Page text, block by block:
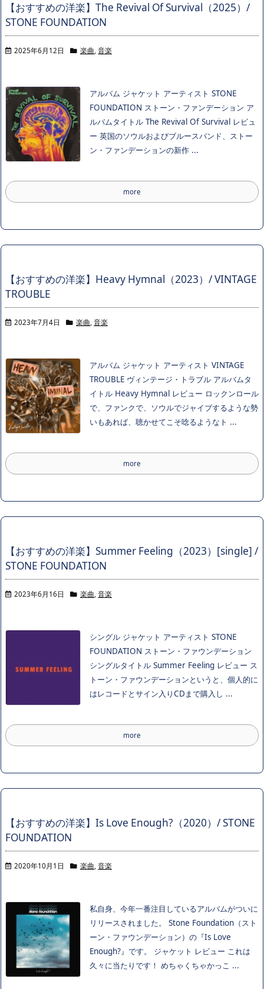
【おすすめの洋楽】The Revival Of Survival（2025）/
STONE FOUNDATION
2025年6月12日 楽曲, 音楽
アルバム ジャケット アーティスト STONE
FOUNDATION ストーン・ファンデーション ア
ルバムタイトル The Revival Of Survival レビュ
ー 英国のソウルおよびブルースバンド、ストー
ン・ファンデーションの新作 ...
more
【おすすめの洋楽】Heavy Hymnal（2023）/ VINTAGE
TROUBLE
2023年7月4日 楽曲, 音楽
アルバム ジャケット アーティスト VINTAGE
TROUBLE ヴィンテージ・トラブル アルバムタ
イトル Heavy Hymnal レビュー ロックンロール
で、ファンクで、ソウルでジャイブするような勢
いもあれば、聴かせてこそ唸るようなト ...
more
【おすすめの洋楽】Summer Feeling（2023）[single] /
STONE FOUNDATION
2023年6月16日 楽曲, 音楽
シングル ジャケット アーティスト STONE
FOUNDATION ストーン・ファウンデーション
シングルタイトル Summer Feeling レビュー ス
トーン・ファウンデーションというと、個人的に
はレコードとサイン入りCDまで購入し ...
more
【おすすめの洋楽】Is Love Enough?（2020）/ STONE
FOUNDATION
2020年10月1日 楽曲, 音楽
私自身、今年一番注目しているアルバムがついに
リリースされました。 Stone Foundation（スト
ーン・ファウンデーション）の『Is Love
Enough?』です。 ジャケット レビュー これは
久々に当たりです！ めちゃくちゃかっこ ...